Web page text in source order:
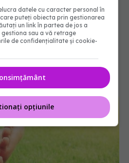
datele cu caracter personal în
puteți obiecta prin gestionarea
un link în partea de jos a
sau a vă retrage
de confidențialitate și cookie-
opțiunile